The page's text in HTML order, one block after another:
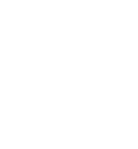
Ya han salido
migrantes, y
ha cerrado
161.000